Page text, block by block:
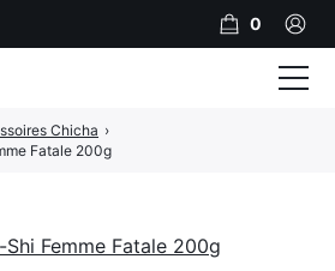
Chicha ›
Fatale 200g
0